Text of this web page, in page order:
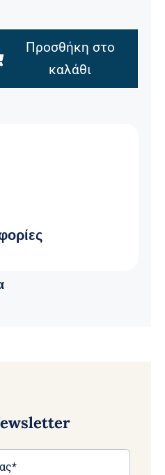
Προσθήκη στο
καλάθι